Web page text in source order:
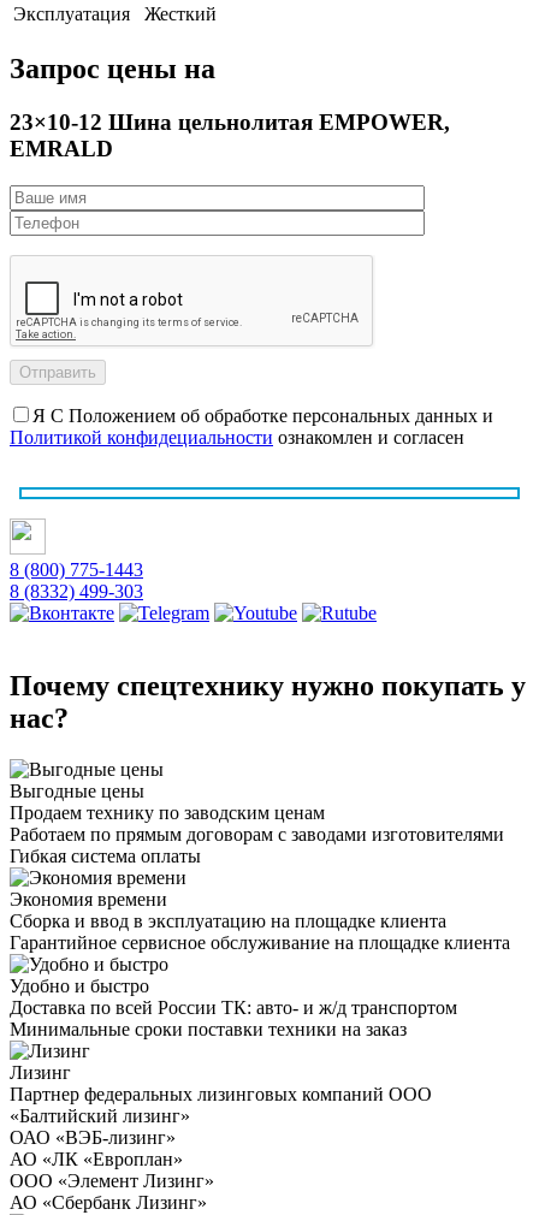
Эксплуатация
Жесткий
Запрос цены на
23×10-12 Шина цельнолитая EMPOWER,
EMRALD
Я С Положением об обработке персональных данных и
Политикой конфидециальности ознакомлен и согласен
8 (800) 775-1443
8 (8332) 499-303
Почему спецтехнику нужно покупать у
нас?
Выгодные цены
Продаем технику по заводским ценам
Работаем по прямым договорам с заводами изготовителями
Гибкая система оплаты
Экономия времени
Сборка и ввод в эксплуатацию на площадке клиента
Гарантийное сервисное обслуживание на площадке клиента
Удобно и быстро
Доставка по всей России ТК: авто- и ж/д транспортом
Минимальные сроки поставки техники на заказ
Лизинг
Партнер федеральных лизинговых компаний ООО
«Балтийский лизинг»
ОАО «ВЭБ-лизинг»
АО «ЛК «Европлан»
ООО «Элемент Лизинг»
АО «Сбербанк Лизинг»